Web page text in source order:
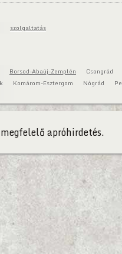
szolgaltatás
Borsod-Abaúj-Zemplén
Csongrád
Komárom-Esztergom Nógrád
apróhirdetés.